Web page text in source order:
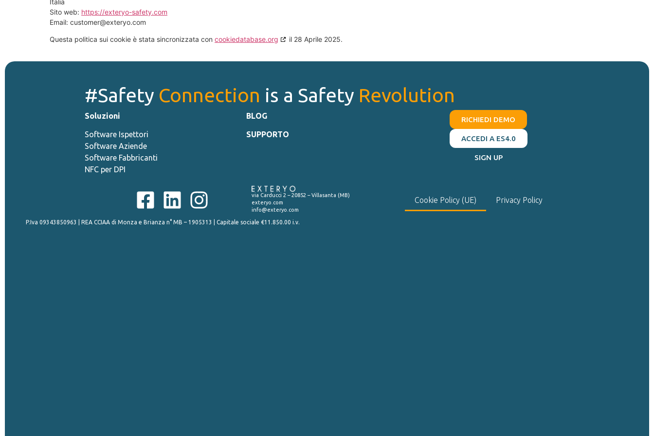
Sito web: https://exteryo-safety.com
Email: customer@exteryo.com
Questa politica sui cookie è stata sincronizzata con cookiedatabase.org il 28 Aprile 2025.
#Safety Connection is a Safety Revolution
Soluzioni
Software Ispettori
Software Aziende
Software Fabbricanti
NFC per DPI
BLOG
SUPPORTO
RICHIEDI DEMO
ACCEDI A ES4.0
SIGN UP
via Carducci 2 – 20852 – Villasanta (MB)
exteryo.com
info@exteryo.com
Cookie Policy (UE) Privacy Policy
P.Iva 09343850963 | REA CCIAA di Monza e Brianza n° MB – 1905313 | Capitale sociale €11.850.00 i.v.